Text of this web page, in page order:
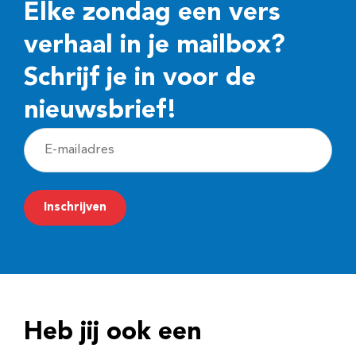
Elke zondag een vers
verhaal in je mailbox?
Schrijf je in voor de
nieuwsbrief!
E
-
m
a
r
Inschrijven
Heb jij ook een